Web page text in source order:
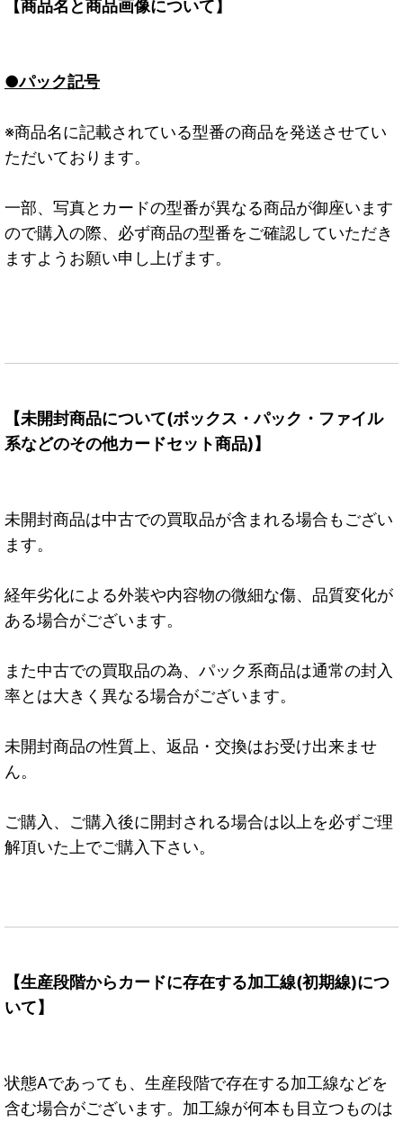
【商品名と商品画像について】
●パック記号
※商品名に記載されている型番の商品を発送させてい
ただいております。
一部、写真とカードの型番が異なる商品が御座います
ので購入の際、必ず商品の型番をご確認していただき
ますようお願い申し上げます。
【未開封商品について(ボックス・パック・ファイル
系などのその他カードセット商品)】
未開封商品は中古での買取品が含まれる場合もござい
ます。
経年劣化による外装や内容物の微細な傷、品質変化が
ある場合がございます。
また中古での買取品の為、パック系商品は通常の封入
率とは大きく異なる場合がございます。
未開封商品の性質上、返品・交換はお受け出来ませ
ん。
ご購入、ご購入後に開封される場合は以上を必ずご理
解頂いた上でご購入下さい。
【生産段階からカードに存在する加工線(初期線)につ
いて】
状態Aであっても、生産段階で存在する加工線などを
含む場合がございます。加工線が何本も目立つものは